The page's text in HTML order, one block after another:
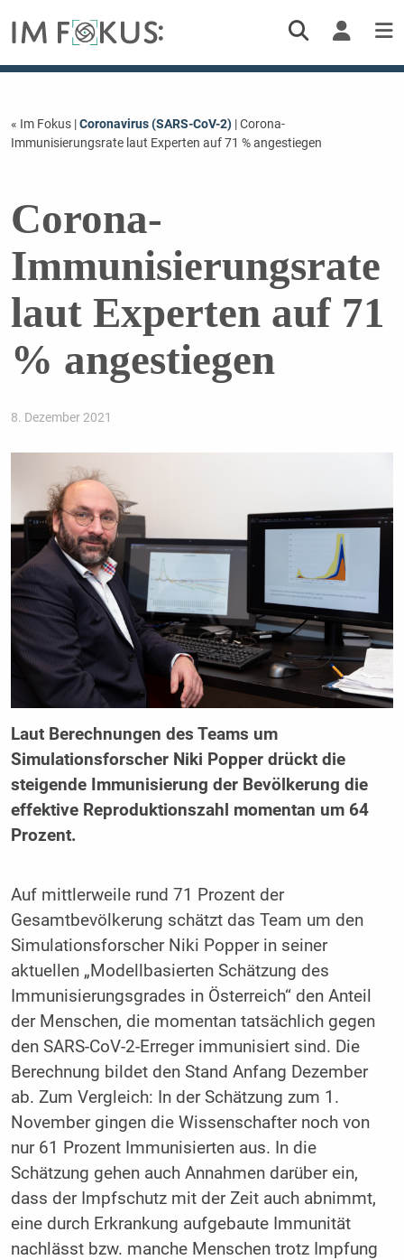
« Im Fokus |Coronavirus (SARS-CoV-2)| Corona-
Immunisierungsrate laut Experten auf 71 % angestiegen
Corona-
Immunisierungsrate
laut Experten auf 71
% angestiegen
8. Dezember 2021
Laut Berechnungen des Teams um
Simulationsforscher Niki Popper drückt die
steigende Immunisierung der Bevölkerung die
effektive Reproduktionszahl momentan um 64
Prozent.
Auf mittlerweile rund 71 Prozent der
Gesamtbevölkerung schätzt das Team um den
Simulationsforscher Niki Popper in seiner
aktuellen „Modellbasierten Schätzung des
Immunisierungsgrades in Österreich“ den Anteil
der Menschen, die momentan tatsächlich gegen
den SARS-CoV-2-Erreger immunisiert sind. Die
Berechnung bildet den Stand Anfang Dezember
ab. Zum Vergleich: In der Schätzung zum 1.
November gingen die Wissenschafter noch von
nur 61 Prozent Immunisierten aus. In die
Schätzung gehen auch Annahmen darüber ein,
dass der Impfschutz mit der Zeit auch abnimmt,
eine durch Erkrankung aufgebaute Immunität
nachlässt bzw. manche Menschen trotz Impfung